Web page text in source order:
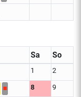
Sa So
1 2
■ 8 9